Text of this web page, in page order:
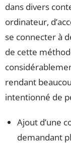
dans divers
ordinateur,
se connecter à
de cette
rendant
intentionné de
Ajout d’une
demandant